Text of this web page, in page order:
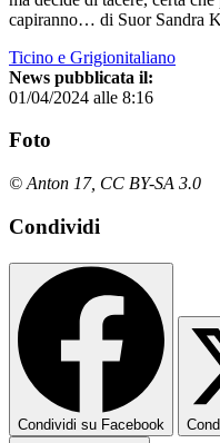
capiranno… di Suor Sandra
Ticino e Grigionitaliano
News pubblicata il:
01/04/2024 alle 8:16
Foto
© Anton 17, CC BY-SA 3.0
Condividi
Condividi su Facebook